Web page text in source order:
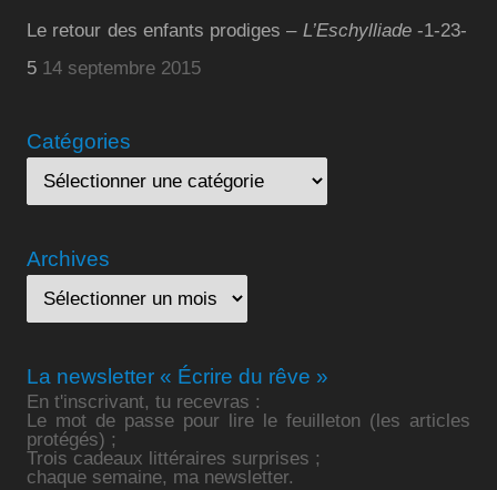
Le retour des enfants prodiges – L’Eschylliade-1-23-
5 14 septembre 2015
Catégories
Archives
La newsletter « Écrire du rêve »
En t'inscrivant, tu recevras :
Le mot de passe pour lire le feuilleton (les articles
protégés) ;
Trois cadeaux littéraires surprises ;
chaque semaine, ma newsletter.